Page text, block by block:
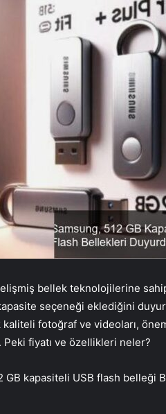
bellek teknolojilerine
seçeneği eklediğini
fotoğraf ve videoları,
Peki fiyatı ve özellikleri neler?
GB kapasiteli USB flash belleği